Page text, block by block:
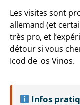
Les visites sont
allemand (et
très pro, et
détour si vous
Icod de los Vinos.
Infos